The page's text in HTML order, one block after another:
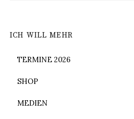
ICH WILL MEHR
TERMINE 2026
SHOP
MEDIEN